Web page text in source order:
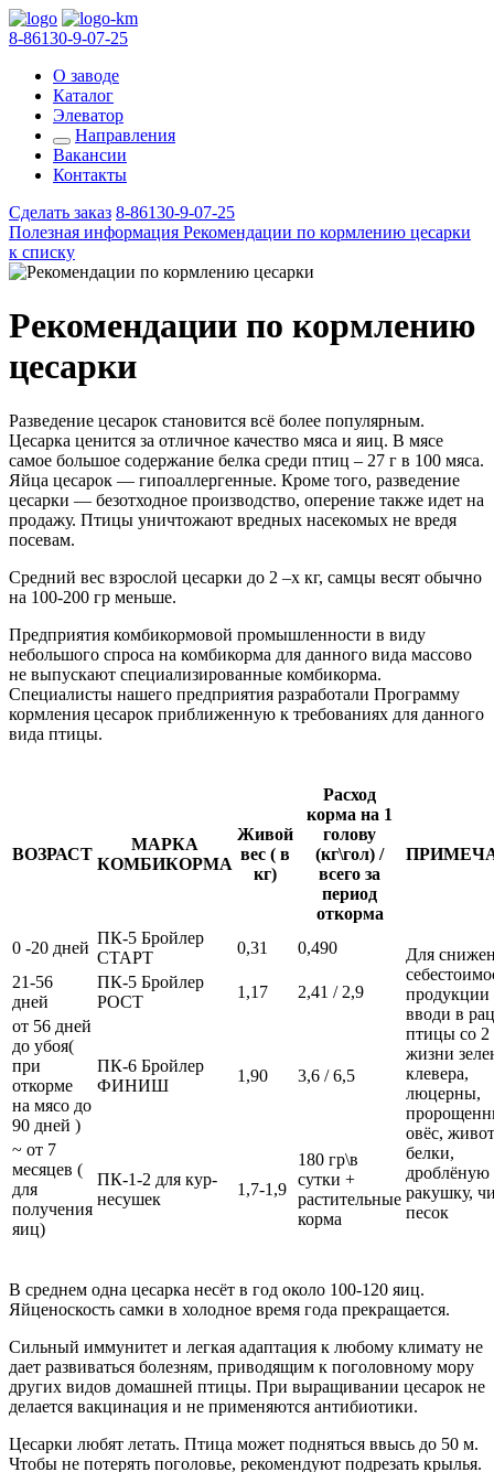
8-86130-9-07-25
О заводе
Каталог
Элеватор
Направления
Вакансии
Контакты
Сделать заказ 8-86130-9-07-25
Полезная информация Рекомендации по кормлению цесарки
к списку
Рекомендации по кормлению
цесарки
Разведение цесарок становится всё более популярным.
Цесарка ценится за отличное качество мяса и яиц. В мясе
самое большое содержание белка среди птиц – 27 г в 100 мяса.
Яйца цесарок — гипоаллергенные. Кроме того, разведение
цесарки — безотходное производство, оперение также идет на
продажу. Птицы уничтожают вредных насекомых не вредя
посевам.
Средний вес взрослой цесарки до 2 –х кг, самцы весят обычно
на 100-200 гр меньше.
Предприятия комбикормовой промышленности в виду
небольшого спроса на комбикорма для данного вида массово
не выпускают специализированные комбикорма.
Специалисты нашего предприятия разработали Программу
кормления цесарок приближенную к требованиях для данного
вида птицы.
ВОЗРАСТ
МАРКА
КОМБИКОРМА
Живой
вес ( в
кг)
Расход
корма на 1
голову
(кг\гол) /
всего за
период
откорма
0 -20 дней
ПК-5 Бройлер
СТАРТ
0,31 0,490
Для
продукции
вводи в
птицы со 2
жизни
клевера,
люцерны,
овёс,
белки,
дроблёную
ракушку,
песок
21-56
дней
ПК-5 Бройлер
РОСТ
1,17
2,41 / 2,9
от 56 дней
до убоя(
при
откорме
на мясо до
90 дней )
ПК-6 Бройлер
ФИНИШ
1,90 3,6 / 6,5
~ от 7
месяцев (
для
получения
яиц)
ПК-1-2 для кур-
несушек
1,7-1,9
180 гр\в
сутки +
растительные
корма
В среднем одна цесарка несёт в год около 100-120 яиц.
Яйценоскость самки в холодное время года прекращается.
Сильный иммунитет и легкая адаптация к любому климату не
дает развиваться болезням, приводящим к поголовному мору
других видов домашней птицы. При выращивании цесарок не
делается вакцинация и не применяются антибиотики.
Цесарки любят летать. Птица может подняться ввысь до 50 м.
Чтобы не потерять поголовье, рекомендуют подрезать крылья.